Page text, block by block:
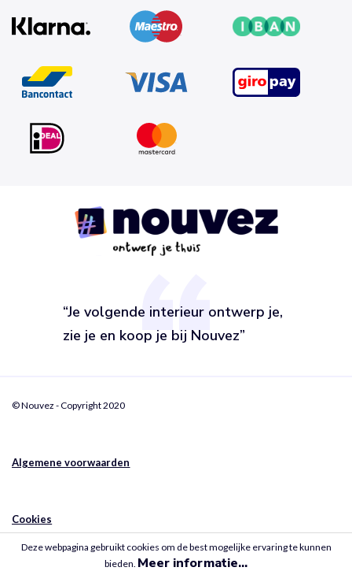
“Je volgende interieur ontwerp je,
zie je en koop je bij Nouvez”
© Nouvez - Copyright 2020
Algemene voorwaarden
Cookies
Deze webpagina gebruikt cookies om de best mogelijke ervaring te kunnen
bieden. Meer informatie...